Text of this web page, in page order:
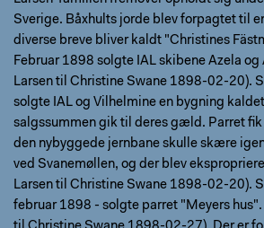
Sverige. Båxhults jorde blev forpagtet til
diverse breve bliver kaldt "Christines
Februar 1898 solgte IAL skibene Azela
Larsen til Christine Swane 1898-02-20).
solgte IAL og Vilhelmine en bygning
salgssummen gik til deres gæld. Parret fik
den nybyggede jernbane skulle skære
ved Svanemøllen, og der blev
Larsen til Christine Swane 1898-02-20).
februar 1898 - solgte parret "Meyers